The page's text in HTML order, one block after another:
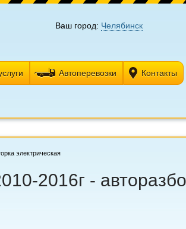
Ваш город: Челябинск
Автоперевозки Контакты
электрическая
2016г -